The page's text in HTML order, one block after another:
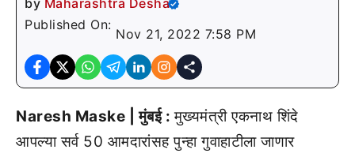
by Maharashtra Desha
Published On:
Nov 21, 2022 7:58 PM
Naresh Maske | मुंबई :मुख्यमंत्री एकनाथ शिंदे
आपल्या सर्व 50 आमदारांसह पुन्हा गुवाहाटीला जाणार